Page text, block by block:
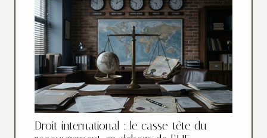
Droit international : le casse-tête du